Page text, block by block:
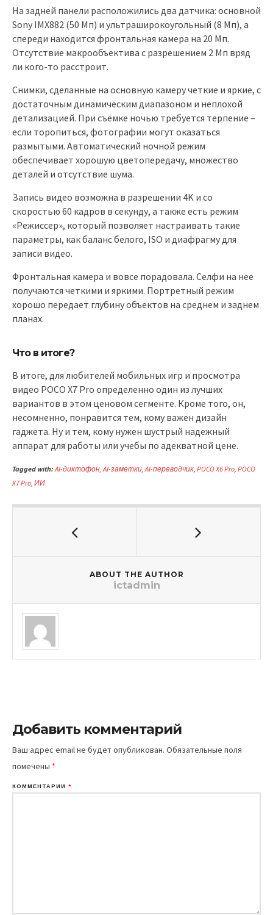
На задней панели расположились два датчика: основной
Sony IMX882 (50 Мп) и ультраширокоугольный (8 Мп), а
спереди находится фронтальная камера на 20 Мп.
Отсутствие макрообъектива с разрешением 2 Мп вряд
ли кого-то расстроит.
Снимки, сделанные на основную камеру четкие и яркие, с
достаточным динамическим диапазоном и неплохой
детализацией. При съёмке ночью требуется терпение –
если торопиться, фотографии могут оказаться
размытыми. Автоматический ночной режим
обеспечивает хорошую цветопередачу, множество
деталей и отсутствие шума.
Запись видео возможна в разрешении 4K и со
скоростью 60 кадров в секунду, а также есть режим
«Режиссер», который позволяет настраивать такие
параметры, как баланс белого, ISO и диафрагму для
записи видео.
Фронтальная камера и вовсе порадовала. Селфи на нее
получаются четкими и яркими. Портретный режим
хорошо передает глубину объектов на среднем и заднем
планах.
Что в итоге?
В итоге, для любителей мобильных игр и просмотра
видео POCO X7 Pro определенно один из лучших
вариантов в этом ценовом сегменте. Кроме того, он,
несомненно, понравится тем, кому важен дизайн
гаджета. Ну и тем, кому нужен шустрый надежный
аппарат для работы или учебы по адекватной цене.
Tagged with: AI-диктофон,AI-заметки,AI-переводчик, POCO X6 Pro, POCO
X7 Pro, ИИ
ABOUT THE AUTHOR
ictadmin
Добавить комментарий
Ваш адрес email не будет опубликован. Обязательные поля
помечены *
КОММЕНТАРИЙ *